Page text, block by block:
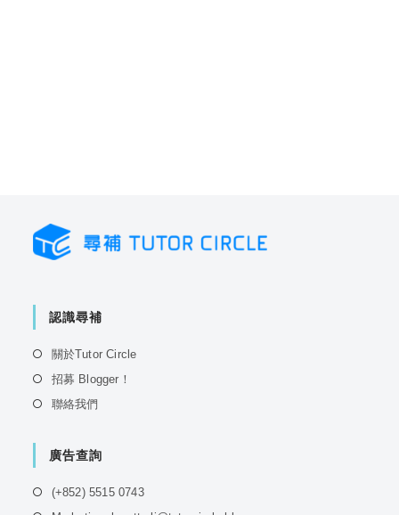
認識尋補
關於Tutor CircleOpens
招募 Blogger！
聯絡我們
new
廣告查詢
(+852) 5515 0743Opens